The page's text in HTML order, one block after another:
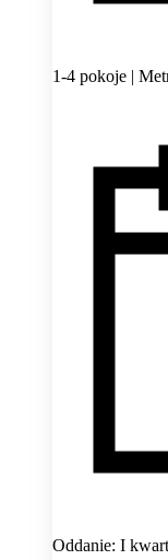
1-4 pokoje |
Oddanie: I